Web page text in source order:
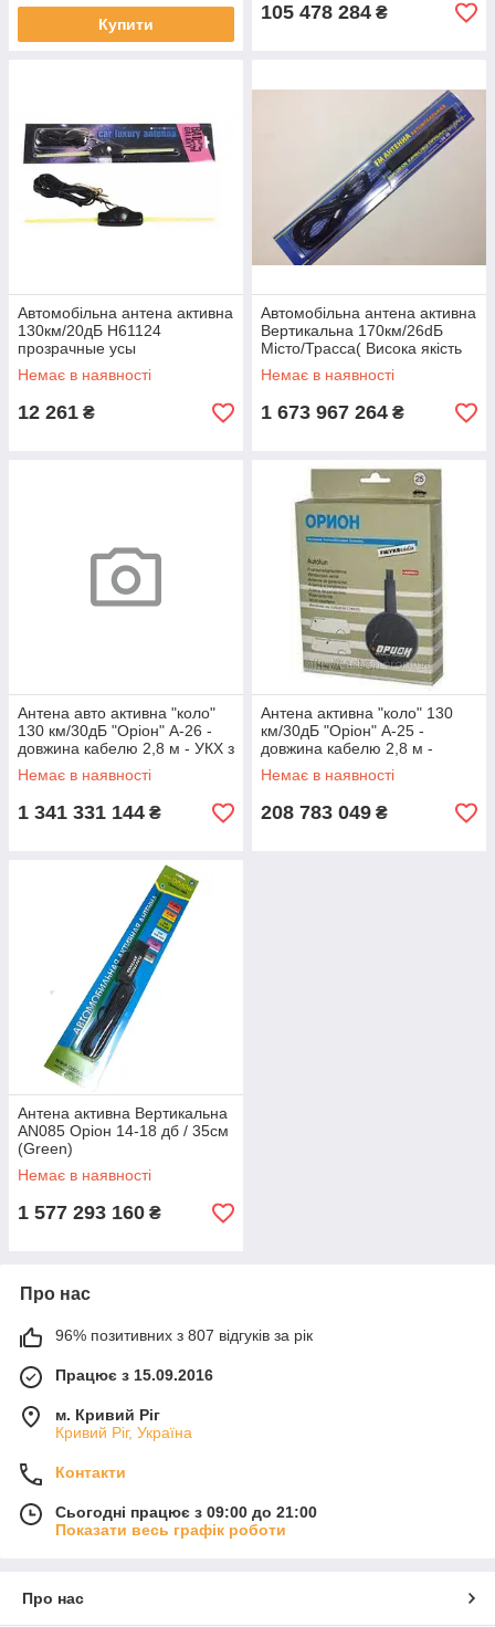
Купити
105 478 284 ₴
Автомобільна антена активна
130км/20дБ Н61124
прозрачные усы
Немає в наявності
12 261 ₴
Автомобільна антена активна
Вертикальна 170км/26dБ
Місто/Трасса( Висока якість
прийому)
Немає в наявності
1 673 967 264 ₴
Антена авто активна "коло"
130 км/30дБ "Оріон" А-26 -
довжина кабелю 2,8 м - УКХ з
фільтром / FM 4036
Немає в наявності
1 341 331 144 ₴
Антена активна "коло" 130
км/30дБ "Оріон" А-25 -
довжина кабелю 2,8 м -
УКХ/FМ (58)
Немає в наявності
208 783 049 ₴
Антена активна Вертикальна
AN085 Оріон 14-18 дб / 35см
(Green)
Немає в наявності
1 577 293 160 ₴
Про нас
96% позитивних з 807 відгуків за рік
Працює з 15.09.2016
м. Кривий Ріг
Кривий Ріг, Україна
Контакти
Сьогодні працює з 09:00 до 21:00
Показати весь графік роботи
Про нас